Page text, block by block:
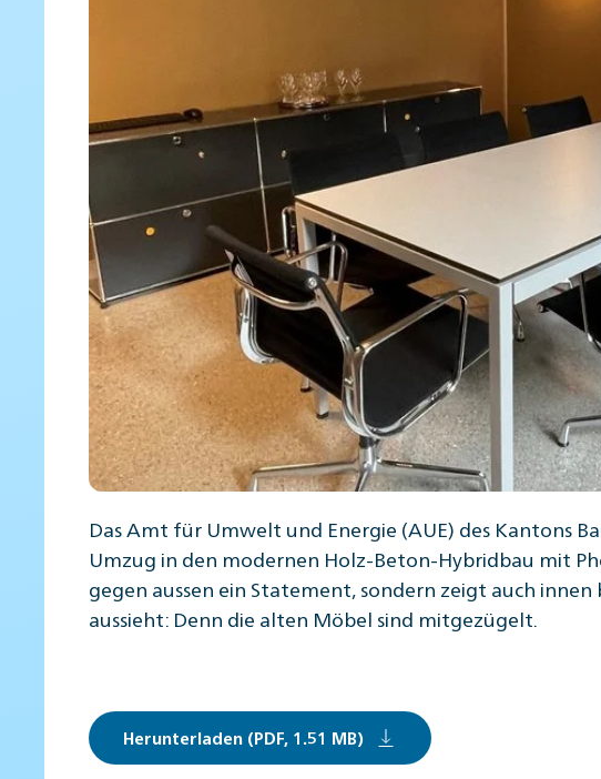
Das Amt für Umwelt und Energie (AUE) des Kantons
Umzug in den modernen Holz-Beton-Hybridbau mit
gegen aussen ein Statement, sondern zeigt auch
aussieht: Denn die alten Möbel sind mitgezügelt.
Herunterladen (PDF, 1.51 MB)